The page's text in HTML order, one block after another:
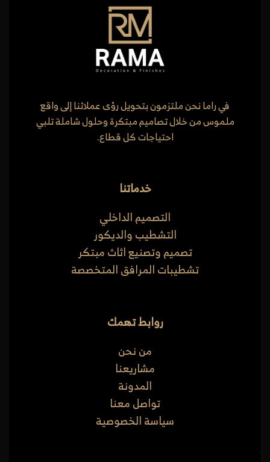
في راما نحن ملتزمون بتحويل رؤى عملائنا إلى واقع
ملموس من خلال تصاميم مبتكرة وحلول شاملة تلبي
احتياجات كل قطاع.
خدماتنا
التصميم الداخلي
التشطيب والديكور
تصميم وتصنيع اثاث مبتكر
تشطيبات المرافق المتخصصة
روابط تهمك
من نحن
مشاريعنا
المدونة
تواصل معنا
سياسة الخصوصية